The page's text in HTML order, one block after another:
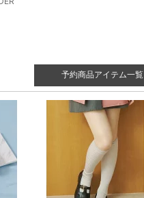
予約商品アイテム一覧